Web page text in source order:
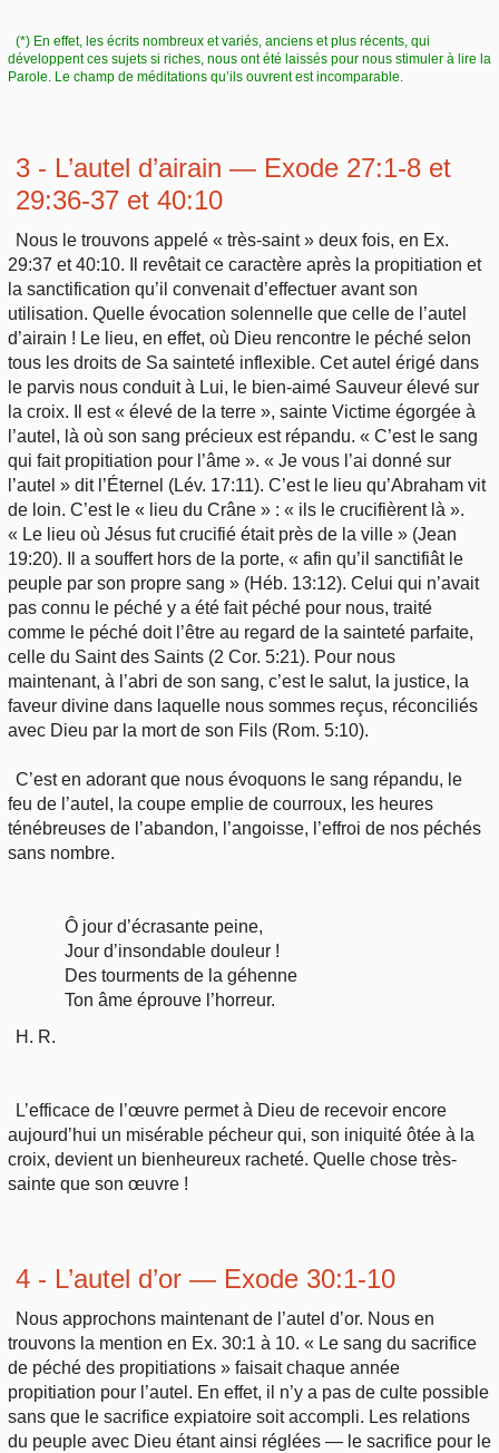
(*) En effet, les écrits nombreux et variés, anciens et plus récents, qui
développent ces sujets si riches, nous ont été laissés pour nous stimuler à lire la
Parole. Le champ de méditations qu’ils ouvrent est incomparable.
3 - L’autel d’airain — Exode 27:1-8 et
29:36-37 et 40:10
Nous le trouvons appelé « très-saint » deux fois, en Ex.
29:37 et 40:10. Il revêtait ce caractère après la propitiation et
la sanctification qu’il convenait d’effectuer avant son
utilisation. Quelle évocation solennelle que celle de l’autel
d’airain ! Le lieu, en effet, où Dieu rencontre le péché selon
tous les droits de Sa sainteté inflexible. Cet autel érigé dans
le parvis nous conduit à Lui, le bien-aimé Sauveur élevé sur
la croix. Il est « élevé de la terre », sainte Victime égorgée à
l’autel, là où son sang précieux est répandu. « C’est le sang
qui fait propitiation pour l’âme ». « Je vous l’ai donné sur
l’autel » dit l’Éternel (Lév. 17:11). C’est le lieu qu’Abraham vit
de loin. C’est le « lieu du Crâne » : « ils le crucifièrent là ».
« Le lieu où Jésus fut crucifié était près de la ville » (Jean
19:20). Il a souffert hors de la porte, « afin qu’il sanctifiât le
peuple par son propre sang » (Héb. 13:12). Celui qui n’avait
pas connu le péché y a été fait péché pour nous, traité
comme le péché doit l’être au regard de la sainteté parfaite,
celle du Saint des Saints (2 Cor. 5:21). Pour nous
maintenant, à l’abri de son sang, c’est le salut, la justice, la
faveur divine dans laquelle nous sommes reçus, réconciliés
avec Dieu par la mort de son Fils (Rom. 5:10).
C’est en adorant que nous évoquons le sang répandu, le
feu de l’autel, la coupe emplie de courroux, les heures
ténébreuses de l’abandon, l’angoisse, l’effroi de nos péchés
sans nombre.
Ô jour d’écrasante peine,
Jour d’insondable douleur !
Des tourments de la géhenne
Ton âme éprouve l’horreur.
H. R.
L’efficace de l’œuvre permet à Dieu de recevoir encore
aujourd’hui un misérable pécheur qui, son iniquité ôtée à la
croix, devient un bienheureux racheté. Quelle chose très-
sainte que son œuvre !
4 - L’autel d’or — Exode 30:1-10
Nous approchons maintenant de l’autel d’or. Nous en
trouvons la mention en Ex. 30:1 à 10. « Le sang du sacrifice
de péché des propitiations » faisait chaque année
propitiation pour l’autel. En effet, il n’y a pas de culte possible
sans que le sacrifice expiatoire soit accompli. Les relations
du peuple avec Dieu étant ainsi réglées — le sacrifice pour le